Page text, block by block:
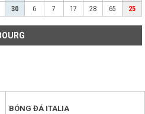
30 6 7 17 28 65 25
BÓNG ĐÁ ITALIA